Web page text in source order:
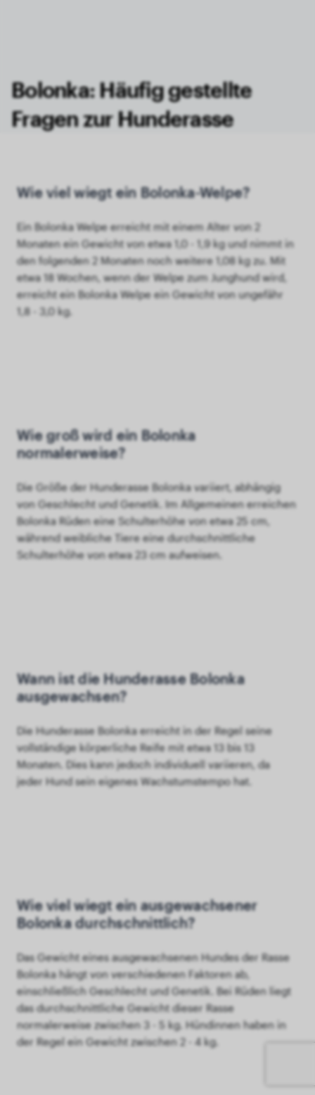
Bolonka: Häufig gestellte
Fragen zur Hunderasse
Wie viel wiegt ein Bolonka-Welpe?
Ein Bolonka Welpe erreicht mit einem Alter von 2
Monaten ein Gewicht von etwa 1,0 - 1,9 kg und nimmt in
den folgenden 2 Monaten noch weitere 1,08 kg zu. Mit
etwa 18 Wochen, wenn der Welpe zum Junghund wird,
erreicht ein Bolonka Welpe ein Gewicht von ungefähr
1,8 - 3,0 kg.
Wie groß wird ein Bolonka
normalerweise?
Die Größe der Hunderasse Bolonka variiert, abhängig
von Geschlecht und Genetik. Im Allgemeinen erreichen
Bolonka Rüden eine Schulterhöhe von etwa 25 cm,
während weibliche Tiere eine durchschnittliche
Schulterhöhe von etwa 23 cm aufweisen.
Wann ist die Hunderasse Bolonka
ausgewachsen?
Die Hunderasse Bolonka erreicht in der Regel seine
vollständige körperliche Reife mit etwa 13 bis 13
Monaten. Dies kann jedoch individuell variieren, da
jeder Hund sein eigenes Wachstumstempo hat.
Wie viel wiegt ein ausgewachsener
Bolonka durchschnittlich?
Das Gewicht eines ausgewachsenen Hundes der Rasse
Bolonka hängt von verschiedenen Faktoren ab,
einschließlich Geschlecht und Genetik. Bei Rüden liegt
das durchschnittliche Gewicht dieser Rasse
normalerweise zwischen 3 - 5 kg. Hündinnen haben in
der Regel ein Gewicht zwischen 2 - 4 kg.